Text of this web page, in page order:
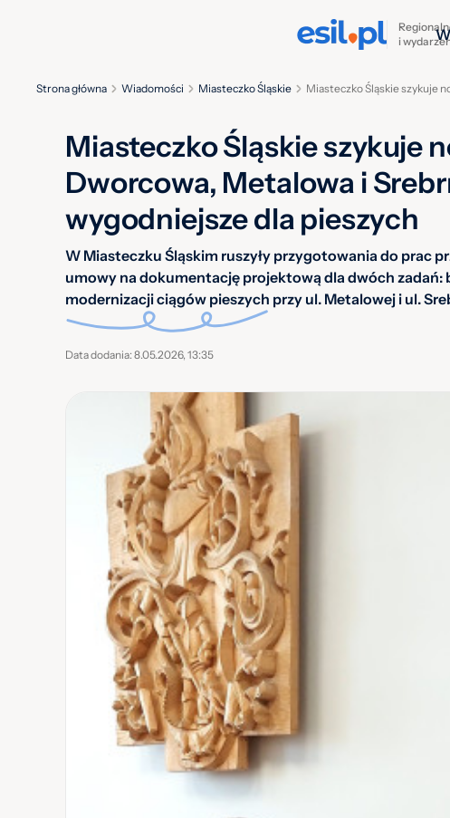
i
Miasteczko Śląskie szykuje
Miasteczko Śląskie
Wiadomości
Strona główna
Miasteczko Śląskie szykuje
Dworcowa, Metalowa i
wygodniejsze dla pieszych
W Miasteczku Śląskim ruszyły przygotowania do prac
umowy na dokumentację projektową dla dwóch
modernizacji ciągów pieszych przy ul. Metalowej i ul.
Data dodania: 8.05.2026, 13:35